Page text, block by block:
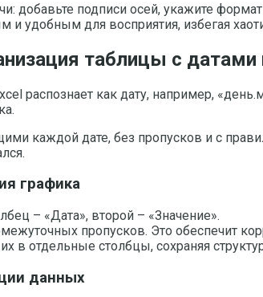
добавьте подписи осей, укажите
удобным для восприятия, избегая
таблицы с датами
распознает как дату, например,
каждой дате, без пропусков и с
графика
– «Дата», второй – «Значение».
пропусков. Это обеспечит
в отдельные столбцы, сохраняя
данных